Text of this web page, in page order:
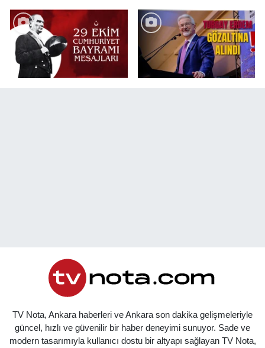
TV Nota, Ankara haberleri ve Ankara son dakika gelişmeleriyle
güncel, hızlı ve güvenilir bir haber deneyimi sunuyor. Sade ve
modern tasarımıyla kullanıcı dostu bir altyapı sağlayan TV Nota,